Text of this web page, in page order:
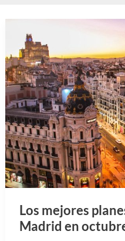
Los mejores
Madrid en